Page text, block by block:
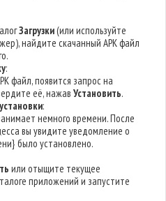
Загрузки(или используйте
найдите скачанный APK файл
:
файл, появится запрос на
её, нажавУстановить.
:
немного времени. После
вы увидите уведомление о
было установлено.
или отыщите текущее
приложений и запустите